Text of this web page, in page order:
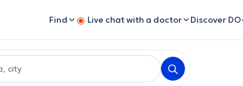
Find Live chat with a doctor Discover